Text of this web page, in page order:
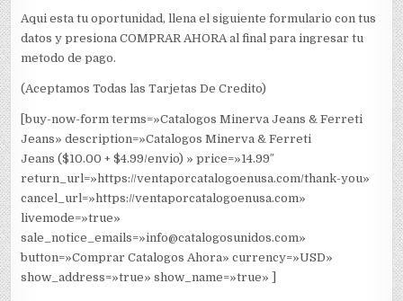
Aqui esta tu oportunidad, llena el siguiente formulario con tus
datos y presiona COMPRAR AHORA al final para ingresar tu
metodo de pago.
(Aceptamos Todas las Tarjetas De Credito)
[buy-now-form terms=»Catalogos Minerva Jeans & Ferreti
Jeans» description=»Catalogos Minerva & Ferreti
Jeans ($10.00 + $4.99/envio) » price=»14.99″
return_url=»https://ventaporcatalogoenusa.com/thank-you»
cancel_url=»https://ventaporcatalogoenusa.com»
livemode=»true»
sale_notice_emails=»info@catalogosunidos.com»
button=»Comprar Catalogos Ahora» currency=»USD»
show_address=»true» show_name=»true» ]